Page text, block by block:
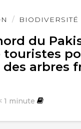
BIODIVERSITÉ
du
touristes
arbres
1 minute